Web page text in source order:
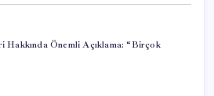
Önemli Açıklama: “Birçok